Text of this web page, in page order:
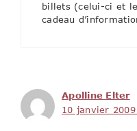
billets (celui-ci et
cadeau
Apolline Elter
10 janvier